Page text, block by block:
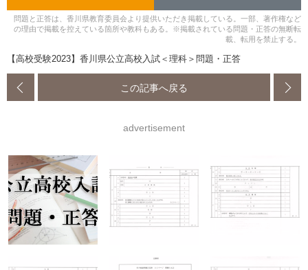
問題と正答は、香川県教育委員会より提供いただき掲載している。一部、著作権など
の理由で掲載を控えている箇所や教科もある。※掲載されている問題・正答の無断転
載、転用を禁止する。
【高校受験2023】香川県公立高校入試＜理科＞問題・正答
この記事へ戻る
advertisement